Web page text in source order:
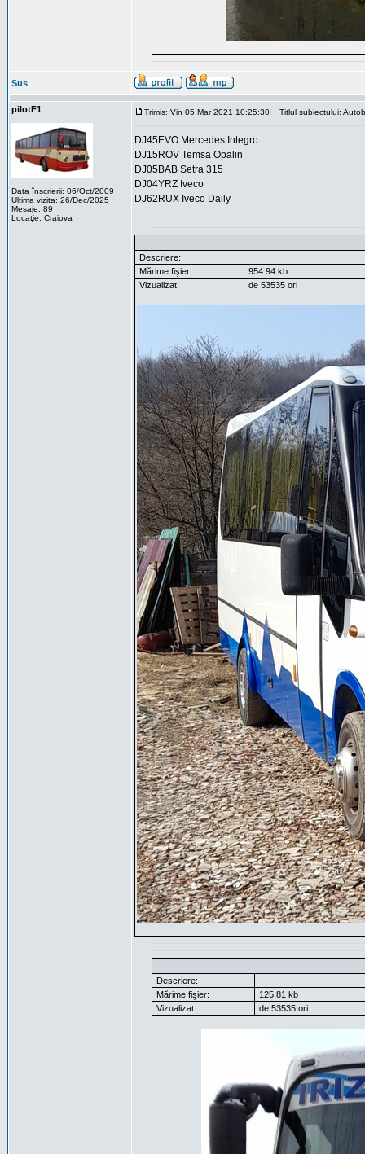
Sus
pilotF1
Data înscrierii: 06/Oct/2009
Ultima vizita: 26/Dec/2025
Mesaje: 89
Locaţie: Craiova
Trimis: Vin 05 Mar 2021 10:25:30 Titlul subiectului:
DJ45EVO Mercedes Integro
DJ15ROV Temsa Opalin
DJ05BAB Setra 315
DJ04YRZ Iveco
DJ62RUX Iveco Daily
Descriere:
Mărime fişier:
954.94 kb
Vizualizat:
de 53535 ori
Descriere:
Mărime fişier:
125.81 kb
Vizualizat:
de 53535 ori